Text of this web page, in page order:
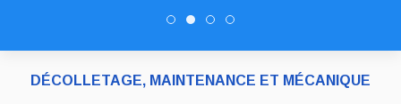
Decolletage.xyz
SNED DECOLLETAGE
PATUREL DECOLLETAGE
DÉCOLLETAGE, MAINTENANCE ET MÉCANIQUE